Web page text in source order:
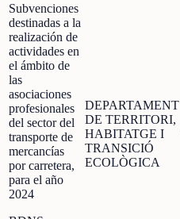
Subvenciones
destinadas a la
realización de
actividades en
el ámbito de
las
asociaciones
profesionales
del sector del
transporte de
mercancías
por carretera,
para el año
2024
DEPARTAMENT
DE TERRITORI,
HABITATGE I
TRANSICIÓ
ECOLÒGICA